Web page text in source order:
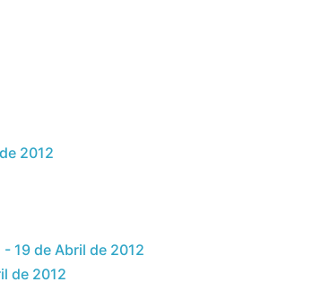
2012
19 de Abril de 2012
de 2012